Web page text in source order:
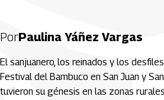
PorPaulina Yáñez Vargas
El sanjuanero, los reinados y los
Festival del Bambuco en San Juan y
tuvieron su génesis en las zonas